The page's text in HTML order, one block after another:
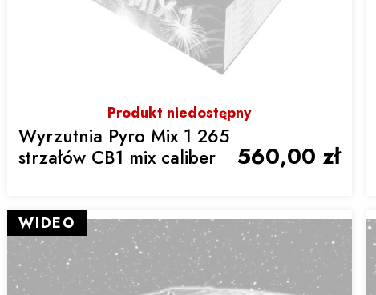
Produkt niedostępny
Wyrzutnia Pyro Mix 1 265
strzałów CB1 mix caliber
560,00 zł
WIDEO